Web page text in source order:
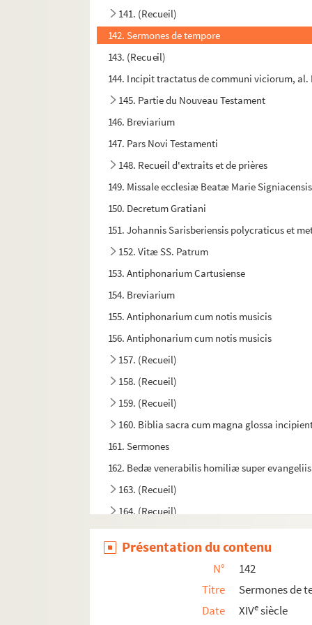
141. (Recueil)
142. Sermones de tempore
143. (Recueil)
144. Incipit tractatus de communi viciorum,
145. Partie du Nouveau Testament
146. Breviarium
147. Pars Novi Testamenti
148. Recueil d'extraits et de prières
149. Missale ecclesiæ Beatæ Marie Signiacensis
150. Decretum Gratiani
151. Johannis Sarisberiensis polycraticus et
152. Vitæ SS. Patrum
153. Antiphonarium Cartusiense
154. Breviarium
155. Antiphonarium cum notis musicis
156. Antiphonarium cum notis musicis
157. (Recueil)
158. (Recueil)
159. (Recueil)
160. Biblia sacra cum magna glossa
161. Sermones
162. Bedæ venerabilis homiliæ super
163. (Recueil)
164. (Recueil)
165. (Recueil)
166a. Hugonis de S. Victore opera
Présentation du contenu
N°
142
Titre
Sermones de
Date
XIVesiècle